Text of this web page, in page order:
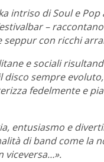
intriso di Soul e
–
con ricchi
e sociali
sempre
fedelmente e
entusiasmo e
di band come la
viceversa…».